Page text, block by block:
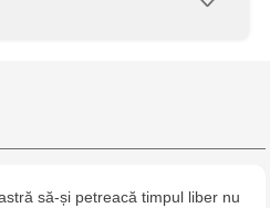
6
să-și petreacă timpul liber nu